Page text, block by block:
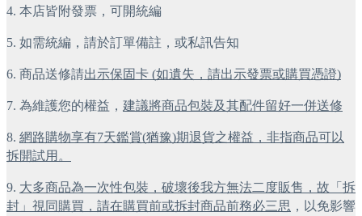
4. 本店皆附發票，可開統編
5. 如需統編，請於訂單備註，或私訊告知
6. 商品送修請出示保固卡 (如遺失，請出示發票或購買憑證)
7. 為維護您的權益， 建議將商品包裝及其配件留好一併送修
8. 網路購物享有7天鑑賞(猶豫)期退貨之權益，非指商品可以
拆開試用。
9. 大多商品為一次性包裝，破壞後我方無法二度販售，故「拆
封」視同購買，請在購買前或拆封商品前務必三思 ，以免影響